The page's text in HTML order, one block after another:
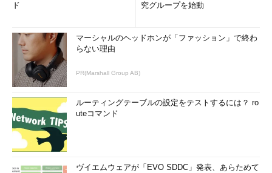
ド
究グループを始動
マーシャルのヘッドホンが「ファッション」で終わ
らない理由
PR(Marshall Group AB)
ルーティングテーブルの設定をテストするには？ ro
uteコマンド
ヴイエムウェアが「EVO SDDC」発表、あらためて